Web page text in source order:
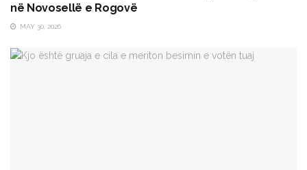
në Novosellë e Rogovë
MAY 30, 2026